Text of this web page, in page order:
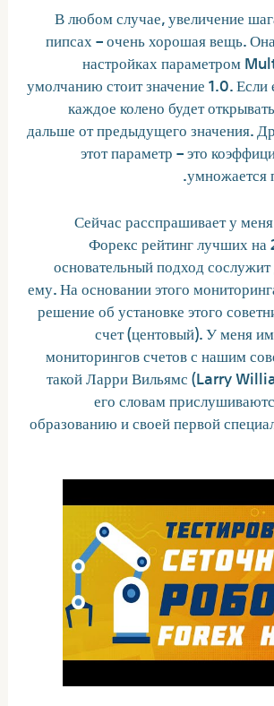
В любом случае, увеличение
пипсах – очень хорошая вещь.
настройках параметром
умолчанию стоит значение 1.0. Если
каждое колено будет
дальше от предыдущего значения.
этот параметр – это
умножается
Сейчас расспрашивает у
Форекс рейтинг лучших
основательный подход
ему. На основании этого
решение об установке этого
счет (центовый). У меня
мониторингов счетов с нашим
такой Ларри Вильямс (Larry
его словам
образованию и своей первой